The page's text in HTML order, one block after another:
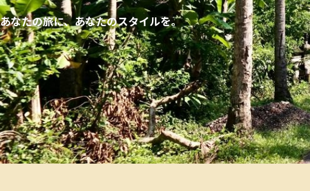
あなたの旅に、あなたのスタイルを。